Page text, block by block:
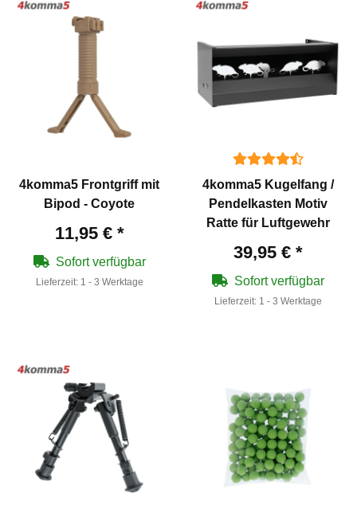
4komma5 Frontgriff mit
Bipod - Coyote
11,95 € *
Sofort verfügbar
Lieferzeit: 1 - 3 Werktage
4komma5 Kugelfang /
Pendelkasten Motiv
Ratte für Luftgewehr
39,95 € *
Sofort verfügbar
Lieferzeit: 1 - 3 Werktage